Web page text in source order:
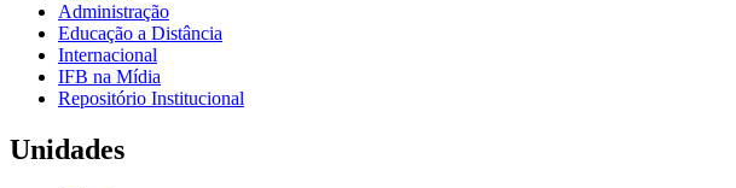
Administração
Educação a Distância
Internacional
IFB na Mídia
Repositório Institucional
Unidades